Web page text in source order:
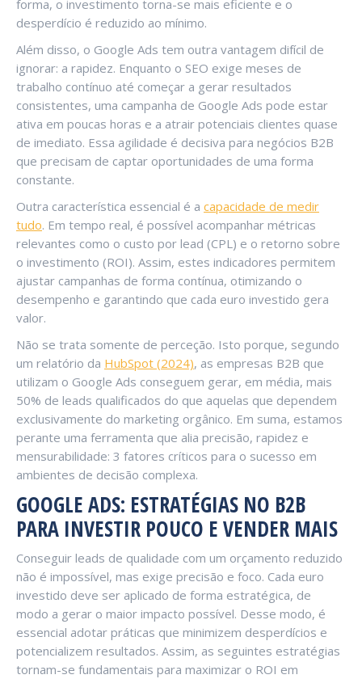
forma, o investimento torna-se mais eficiente e o
desperdício é reduzido ao mínimo.
Além disso, o Google Ads tem outra vantagem difícil de
ignorar: a rapidez. Enquanto o SEO exige meses de
trabalho contínuo até começar a gerar resultados
consistentes, uma campanha de Google Ads pode estar
ativa em poucas horas e a atrair potenciais clientes quase
de imediato. Essa agilidade é decisiva para negócios B2B
que precisam de captar oportunidades de uma forma
constante.
Outra característica essencial é a capacidade de medir
tudo. Em tempo real, é possível acompanhar métricas
relevantes como o custo por lead (CPL) e o retorno sobre
o investimento (ROI). Assim, estes indicadores permitem
ajustar campanhas de forma contínua, otimizando o
desempenho e garantindo que cada euro investido gera
valor.
Não se trata somente de perceção. Isto porque, segundo
um relatório da HubSpot (2024), as empresas B2B que
utilizam o Google Ads conseguem gerar, em média, mais
50% de leads qualificados do que aquelas que dependem
exclusivamente do marketing orgânico. Em suma, estamos
perante uma ferramenta que alia precisão, rapidez e
mensurabilidade: 3 fatores críticos para o sucesso em
ambientes de decisão complexa.
GOOGLE ADS: ESTRATÉGIAS NO B2B
PARA INVESTIR POUCO E VENDER MAIS
Conseguir leads de qualidade com um orçamento reduzido
não é impossível, mas exige precisão e foco. Cada euro
investido deve ser aplicado de forma estratégica, de
modo a gerar o maior impacto possível. Desse modo, é
essencial adotar práticas que minimizem desperdícios e
potencializem resultados. Assim, as seguintes estratégias
tornam-se fundamentais para maximizar o ROI em